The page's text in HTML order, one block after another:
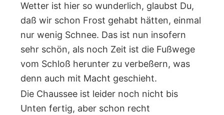
Wetter ist hier so wunderlich, glaubst Du,
daß wir schon Frost gehabt hätten, einmal
nur wenig Schnee. Das ist nun insofern
sehr schön, als noch Zeit ist die Fußwege
vom Schloß herunter zu verbeßern, was
denn auch mit Macht geschieht.
Die Chaussee ist leider noch nicht bis
Unten fertig, aber schon recht